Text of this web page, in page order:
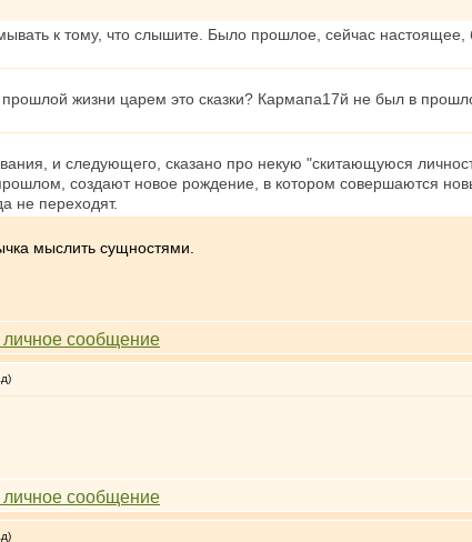
к тому, что слышите. Было прошлое, сейчас настоящее,
жизни царем это сказки? Кармапа17й не был в
и следующего, сказано про некую "скитающуюся
создают новое рождение, в котором совершаются
не переходят.
мыслить сущностями.